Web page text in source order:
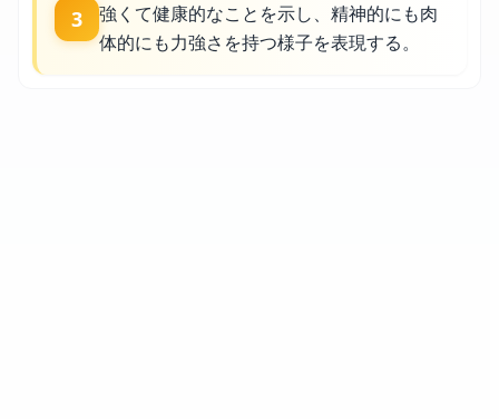
3
強くて健康的なことを示し、精神的にも肉
体的にも力強さを持つ様子を表現する。